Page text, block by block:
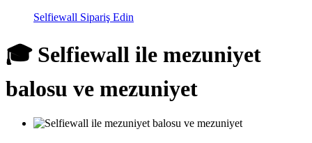
Selfiewall Sipariş Edin
🎓 Selfiewall ile mezuniyet
balosu ve mezuniyet